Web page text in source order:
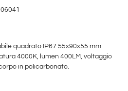
quadrato IP67 55x90x55 mm
4000K, lumen 400LM, voltaggio
in policarbonato.